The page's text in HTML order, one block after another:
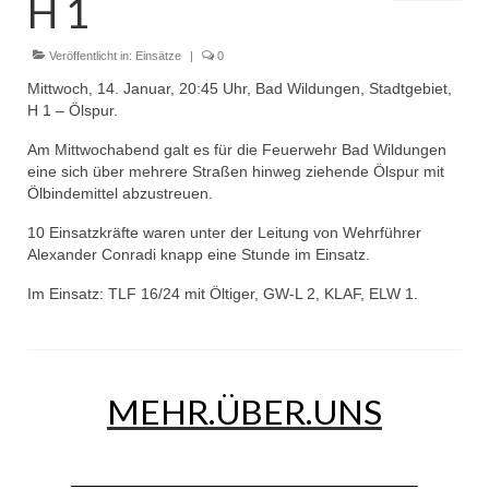
Einsätze
Einsatzstichworte
Jugendfeuerwehr
Infos
Dienstplan
Gründung Jugendfeuerwehr 1996
Kinderfeuerwehr
H 1
Veröffentlicht in: Einsätze | 0
Mittwoch, 14. Januar, 20:45 Uhr, Bad Wildungen, Stadtgebiet,
H 1 – Ölspur.
Am Mittwochabend galt es für die Feuerwehr Bad Wildungen
eine sich über mehrere Straßen hinweg ziehende Ölspur mit
Ölbindemittel abzustreuen.
10 Einsatzkräfte waren unter der Leitung von Wehrführer
Alexander Conradi knapp eine Stunde im Einsatz.
Im Einsatz: TLF 16/24 mit Öltiger, GW-L 2, KLAF, ELW 1.
MEHR.ÜBER.UNS